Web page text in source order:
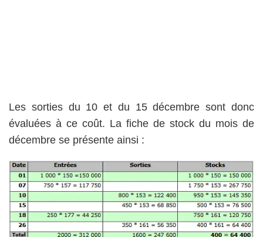
Les sorties du 10 et du 15 décembre sont donc
évaluées à ce coût. La fiche de stock du mois de
décembre se présente ainsi :